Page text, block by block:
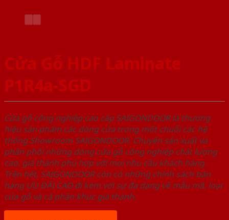
Cửa Gỗ HDF Laminate
P1R4a-SGD
Cửa gỗ công nghiệp cao cấp SAIGONDOOR là thương
hiệu sản phẩm các dòng cửa trong một chuỗi các hệ
thống Showroom SAIGONDOOR. Chuyên sản xuất và
phân phối những dòng cửa gỗ công nghiệp chất lượng
cao, giá thành phù hợp với mọi nhu cầu khách hàng.
Trên hết, SAIGONDOOR còn có những chính sách bán
hàng ƯU ĐÃI CAO đi kèm với sự đa dạng về mẫu mã, loại
cửa gỗ và cả phân khúc giá thành.